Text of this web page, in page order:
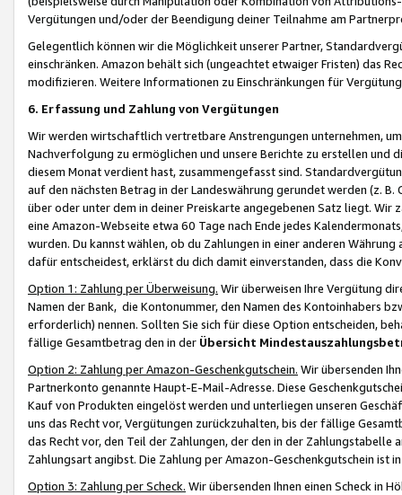
Vergütungen und/oder der Beendigung deiner Teilnahme am
Gelegentlich können wir die Möglichkeit unserer Partner,
einschränken. Amazon behält sich (ungeachtet etwaiger Fristen) das
modifizieren. Weitere Informationen zu Einschränkungen für
6. Erfassung und Zahlung von Vergütungen
Wir werden wirtschaftlich vertretbare Anstrengungen unternehmen,
Nachverfolgung zu ermöglichen und unsere Berichte zu erstellen und
diesem Monat verdient hast, zusammengefasst sind.
auf den nächsten Betrag in der Landeswährung gerundet werden (z.
über oder unter dem in deiner Preiskarte angegebenen Satz liegt.
eine Amazon-Webseite etwa 60 Tage nach Ende jedes
wurden. Du kannst wählen, ob du Zahlungen in einer anderen
dafür entscheidest, erklärst du dich damit einverstanden, dass die
Option 1: Zahlung per Überweisung. Wir überweisen Ihre Vergütung
Namen der Bank, die Kontonummer, den Namen des Kontoinhabers
erforderlich) nennen. Sollten Sie sich für diese Option entscheiden,
fällige Gesamtbetrag den in der Übersicht
Option 2: Zahlung per Amazon-Geschenkgutschein. Wir übersenden
Partnerkonto genannte Haupt-E-Mail-Adresse. Diese
Kauf von Produkten eingelöst werden und unterliegen unseren
uns das Recht vor, Vergütungen zurückzuhalten, bis der fällige
das Recht vor, den Teil der Zahlungen, der den in der
Zahlungsart angibst. Die Zahlung per Amazon-Geschenkgutschein ist
Option 3: Zahlung per Scheck. Wir übersenden Ihnen einen Scheck in